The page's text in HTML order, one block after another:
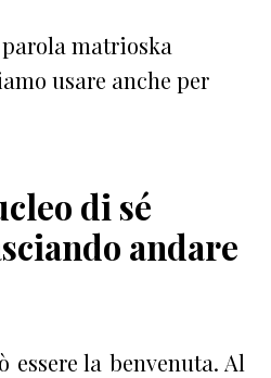
matrioska
usare anche per
di sé
andare
essere la benvenuta. Al